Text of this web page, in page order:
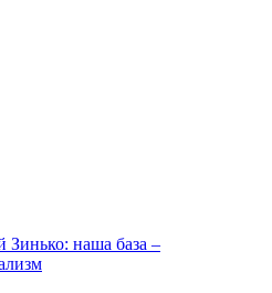
Зинько: наша база –